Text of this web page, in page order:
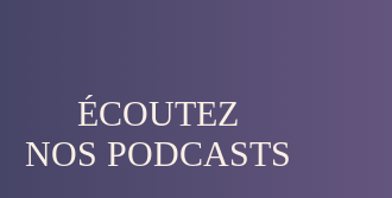
ÉCOUTEZ
NOS PODCASTS